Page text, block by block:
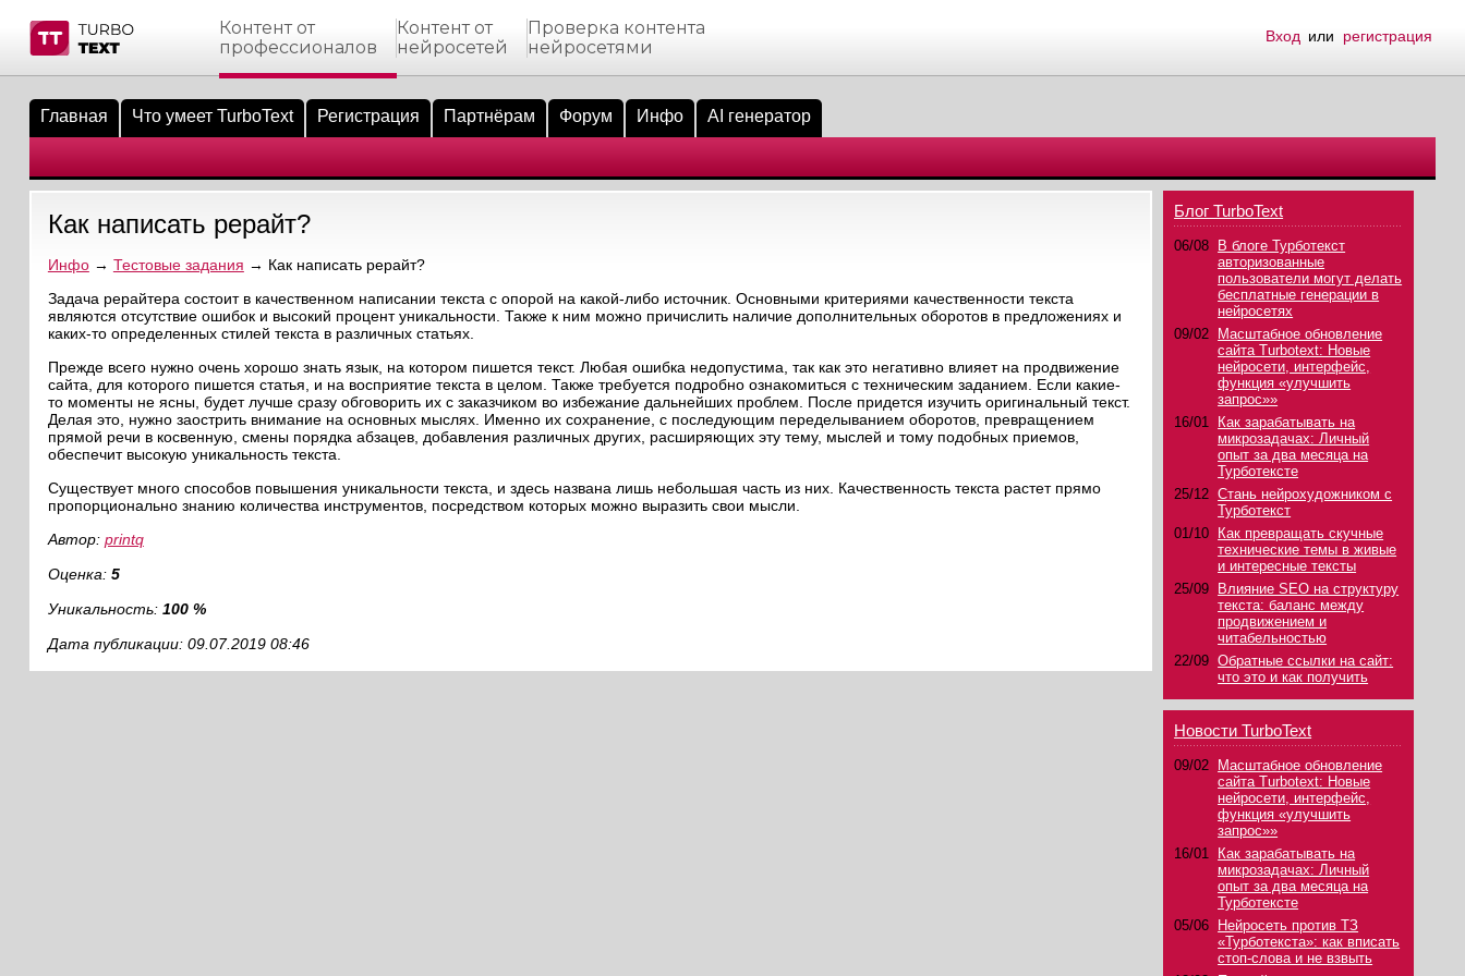
материалы
биржи
пользователи
на сайте
пользователей
сообщения
по форуму
Контент от
профессионалов
Контент от
нейросетей
Проверка контента
нейросетями
Вход или регистрация
Главная Что умеет TurboText Регистрация Партнёрам Форум Инфо AI генератор
Как написать рерайт?
Инфо→ Тестовые задания → Как написать рерайт?
Задача рерайтера состоит в качественном написании текста с опорой на какой-либо источник. Основными критериями качественности текста
являются отсутствие ошибок и высокий процент уникальности. Также к ним можно причислить наличие дополнительных оборотов в предложениях и
каких-то определенных стилей текста в различных статьях.
Прежде всего нужно очень хорошо знать язык, на котором пишется текст. Любая ошибка недопустима, так как это негативно влияет на продвижение
сайта, для которого пишется статья, и на восприятие текста в целом. Также требуется подробно ознакомиться с техническим заданием. Если какие-
то моменты не ясны, будет лучше сразу обговорить их с заказчиком во избежание дальнейших проблем. После придется изучить оригинальный текст.
Делая это, нужно заострить внимание на основных мыслях. Именно их сохранение, с последующим переделыванием оборотов, превращением
прямой речи в косвенную, смены порядка абзацев, добавления различных других, расширяющих эту тему, мыслей и тому подобных приемов,
обеспечит высокую уникальность текста.
Существует много способов повышения уникальности текста, и здесь названа лишь небольшая часть из них. Качественность текста растет прямо
пропорционально знанию количества инструментов, посредством которых можно выразить свои мысли.
Автор: printq
Оценка: 5
Уникальность: 100 %
Дата публикации: 09.07.2019 08:46
Блог TurboText
06/08
В блоге Турботекст
авторизованные
пользователи могут делать
бесплатные генерации в
нейросетях
09/02
Масштабное обновление
сайта Turbotext: Новые
нейросети, интерфейс,
функция «улучшить
запрос»»
16/01
Как зарабатывать на
микрозадачах: Личный
опыт за два месяца на
Турботексте
25/12 Стань нейрохудожником с
Турботекст
01/10
Как превращать скучные
технические темы в живые
и интересные тексты
25/09
Влияние SEO на структуру
текста: баланс между
продвижением и
читабельностью
22/09 Обратные ссылки на сайт:
что это и как получить
Новости TurboText
09/02
Масштабное обновление
сайта Turbotext: Новые
нейросети, интерфейс,
функция «улучшить
запрос»»
16/01
Как зарабатывать на
микрозадачах: Личный
опыт за два месяца на
Турботексте
05/06
Нейросеть против ТЗ
«Турботекста»: как вписать
стоп-слова и не взвыть